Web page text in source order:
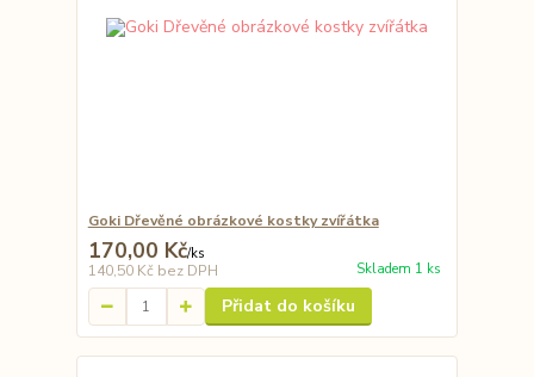
Goki Dřevěné obrázkové kostky zvířátka
170,00 Kč/ks
140,50 Kč bez DPH Skladem 1 ks
Přidat do košíku